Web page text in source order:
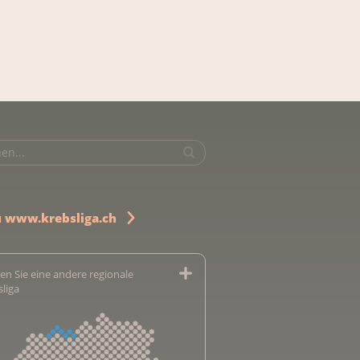
www.krebsliga.ch
Sie eine andere regionale